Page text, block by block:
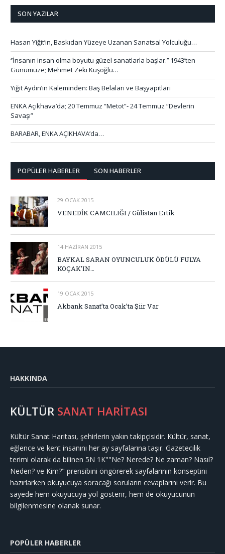
SON YAZILAR
Hasan Yiğit’in, Baskıdan Yüzeye Uzanan Sanatsal Yolculuğu…
‘’İnsanın insan olma boyutu güzel sanatlarla başlar.’’ 1943’ten
Günümüze; Mehmet Zeki Kuşoğlu…
Yiğit Aydın’ın Kaleminden: Baş Belaları ve Başyapıtları
ENKA Açıkhava’da; 20 Temmuz “Metot”- 24 Temmuz “Devlerin
Savaşı”
BARABAR, ENKA AÇIKHAVA’da…
POPÜLER HABERLER SON HABERLER
29 OCAK 2015
VENEDİK CAMCILIĞI / Gülistan Ertik
14 HAZIRAN 2015
BAYKAL SARAN OYUNCULUK ÖDÜLÜ FULYA
KOÇAK’IN…
19 OCAK 2015
Akbank Sanat’ta Ocak’ta Şiir Var
HAKKINDA
KÜLTÜR SANAT HARİTASI
Kültür Sanat Haritası, şehirlerin yakın takipçisidir. Kültür, sanat,
eğlence ve kent insanını her ay sayfalarına taşır. Gazetecilik
terimi olarak da bilinen 5N 1K""Ne? Nerede? Ne zaman? Nasıl?
Neden? ve Kim?" prensibini öngörerek sayfalarının konseptini
hazırlarken okuyucuya soracağı soruların cevaplarını verir. Bu
sayede hem okuyucuya yol gösterir, hem de okuyucunun
bilgilenmesine olanak sunar.
POPÜLER HABERLER